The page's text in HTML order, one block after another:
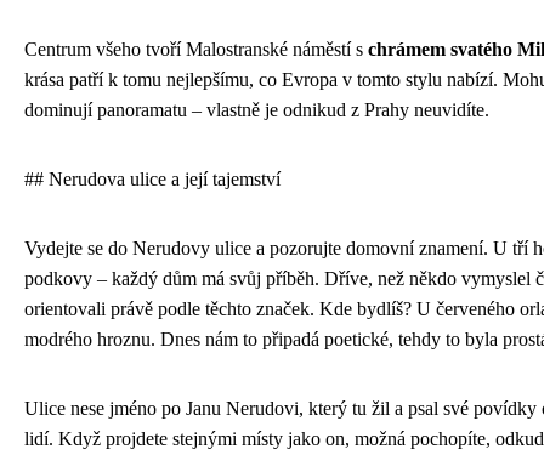
Centrum všeho tvoří Malostranské náměstí s chrámem svatého
krása patří k tomu nejlepšímu, co Evropa v tomto stylu nabízí.
dominují panoramatu – vlastně je odnikud z Prahy neuvidíte.
## Nerudova ulice a její tajemství
Vydejte se do Nerudovy ulice a pozorujte domovní znamení. U tří
podkovy – každý dům má svůj příběh. Dříve, než někdo vymyslel
orientovali právě podle těchto značek. Kde bydlíš? U červeného
modrého hroznu. Dnes nám to připadá poetické, tehdy to byla
Ulice nese jméno po Janu Nerudovi, který tu žil a psal své povídky
lidí. Když projdete stejnými místy jako on, možná pochopíte,